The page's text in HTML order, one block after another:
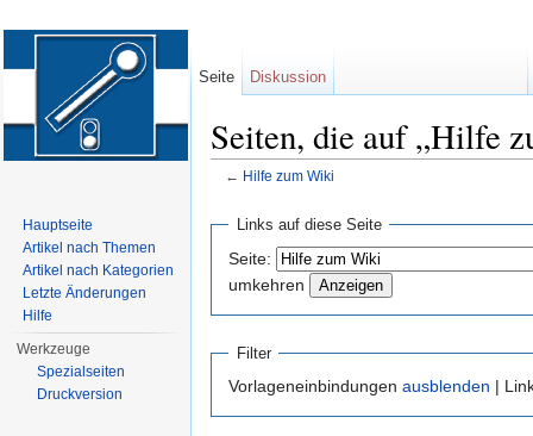
Seiten, die auf „Hilfe
← Hilfe zum Wiki
Links auf diese Seite
Seite:
umkehren
Filter
Vorlageneinbindungen ausblenden |
Seite Diskussion
Hauptseite
Artikel nach Themen
Artikel nach Kategorien
Letzte Änderungen
Hilfe
Werkzeuge
Spezialseiten
Druckversion